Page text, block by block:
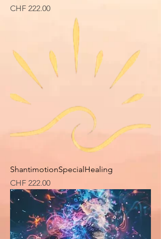
Preis
CHF 222.00
ShantimotionSpecialHealing
Preis
CHF 222.00